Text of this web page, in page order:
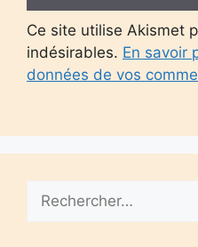
Ce site utilise Akismet
indésirables. En savoir
données de vos